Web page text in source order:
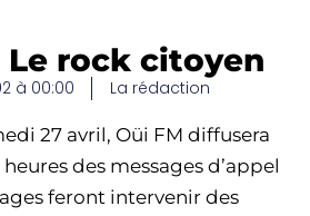
Le rock citoyen
à 00:00 La rédaction
27 avril, Oüi FM diffusera
des messages d’appel
feront intervenir des